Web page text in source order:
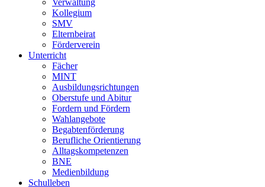
Verwaltung
Kollegium
SMV
Elternbeirat
Förderverein
Unterricht
Fächer
MINT
Ausbildungsrichtungen
Oberstufe und Abitur
Fordern und Fördern
Wahlangebote
Begabtenförderung
Berufliche Orientierung
Alltagskompetenzen
BNE
Medienbildung
Schulleben